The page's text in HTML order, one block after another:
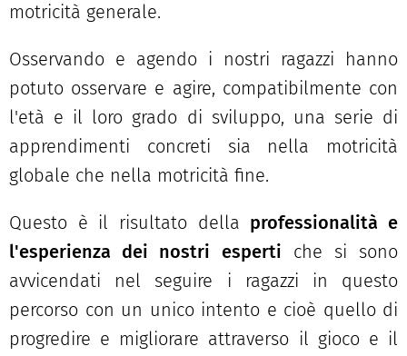
motricità generale.
Osservando e agendo i nostri ragazzi hanno
potuto osservare e agire, compatibilmente con
l'età e il loro grado di sviluppo, una serie di
apprendimenti concreti sia nella motricità
globale che nella motricità fine.
Questo è il risultato della professionalità e
l'esperienza dei nostri esperti che si sono
avvicendati nel seguire i ragazzi in questo
percorso con un unico intento e cioè quello di
progredire e migliorare attraverso il gioco e il